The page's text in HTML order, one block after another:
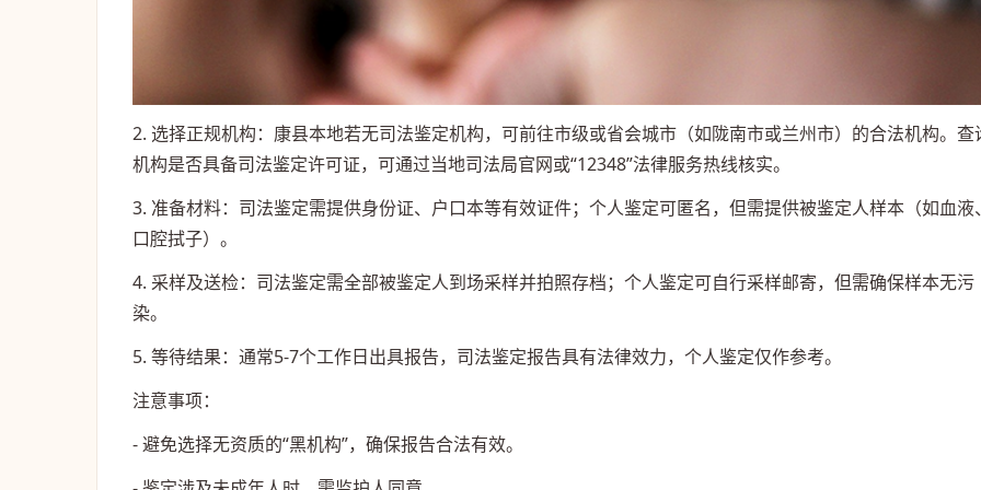
2. 选择正规机构：康县本地若无司法鉴定机构，可前往市级或省会城市（如陇南市或兰州市）的合法机构。查
机构是否具备司法鉴定许可证，可通过当地司法局官网或“12348”法律服务热线核实。
3. 准备材料：司法鉴定需提供身份证、户口本等有效证件；个人鉴定可匿名，但需提供被鉴定人样本（如血液
口腔拭子）。
4. 采样及送检：司法鉴定需全部被鉴定人到场采样并拍照存档；个人鉴定可自行采样邮寄，但需确保样本无污
染。
5. 等待结果：通常5-7个工作日出具报告，司法鉴定报告具有法律效力，个人鉴定仅作参考。
注意事项：
- 避免选择无资质的“黑机构”，确保报告合法有效。